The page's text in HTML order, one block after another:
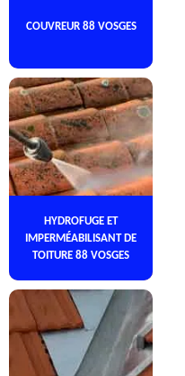
COUVREUR 88 VOSGES
HYDROFUGE ET
IMPERMÉABILISANT DE
TOITURE 88 VOSGES